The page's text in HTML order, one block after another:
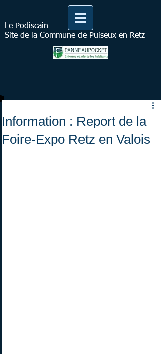
Le Podiscain
Site de la Commune de Puiseux en Retz
Information : Report de la
Foire-Expo Retz en Valois